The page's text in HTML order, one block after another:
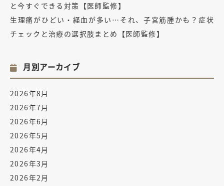
と今すぐできる対策【医師監修】
生理痛がひどい・経血が多い…それ、子宮筋腫かも？症状
チェックと治療の選択肢まとめ【医師監修】
月別アーカイブ
2026年8月
2026年7月
2026年6月
2026年5月
2026年4月
2026年3月
2026年2月